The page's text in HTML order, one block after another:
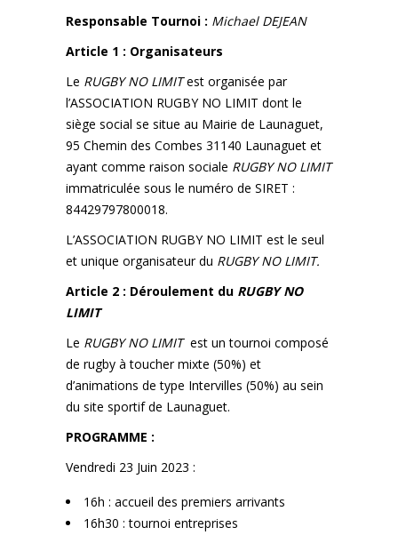
Responsable Tournoi : Michael DEJEAN
Article 1 : Organisateurs
Le RUGBY NO LIMITest organisée par
l’ASSOCIATION RUGBY NO LIMIT dont le
siège social se situe au Mairie de Launaguet,
95 Chemin des Combes 31140 Launaguet et
ayant comme raison sociale RUGBY NO LIMIT
immatriculée sous le numéro de SIRET :
84429797800018.
L’ASSOCIATION RUGBY NO LIMIT est le seul
et unique organisateur du RUGBY NO LIMIT.
Article 2 : Déroulement du RUGBY NO
LIMIT
Le RUGBY NO LIMITest un tournoi composé
de rugby à toucher mixte (50%) et
d’animations de type Intervilles (50%) au sein
du site sportif de Launaguet.
PROGRAMME :
Vendredi 23 Juin 2023 :
16h : accueil des premiers arrivants
16h30 : tournoi entreprises